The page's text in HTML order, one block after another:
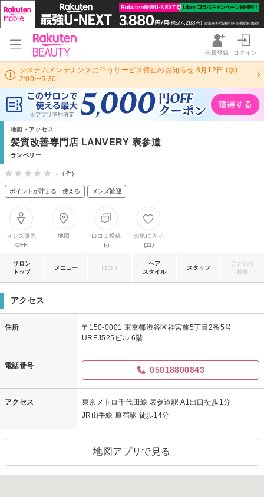
会員登録 ログイン
システムメンテナンスに伴うサービス停止のお知らせ 8月12日 (水)
2:00〜5:30
地図・アクセス
髪質改善専門店 LANVERY 表参道
ランベリー
- (-件)
ポイントが貯まる・使える メンズ歓迎
メンズ優先
OFF
地図
口コミ投稿
(-)
お気に入り
(11)
サロン
トップ
メニュー 口コミ
ヘア
スタイル
スタッフ
こだわり
特集
アクセス
住所
〒150-0001 東京都渋谷区神宮前5丁目2番5号
UREJ525ビル 6階
電話番号 05018800843
アクセス
東京メトロ千代田線 表参道駅 A1出口徒歩1分
JR山手線 原宿駅 徒歩14分
地図アプリで見る